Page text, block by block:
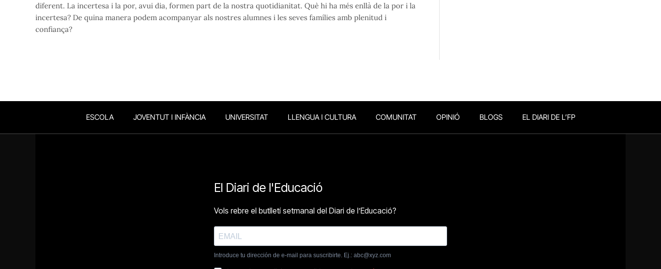
diferent. La incertesa i la por, avui dia, formen part de la nostra quotidianitat. Què hi ha més enllà de la por i la
incertesa? De quina manera podem acompanyar als nostres alumnes i les seves famílies amb plenitud i
confiança?
ESCOLA JOVENTUT I INFÀNCIA UNIVERSITAT LLENGUA I CULTURA COMUNITAT OPINIÓ BLOGS EL DIARI DE L’FP